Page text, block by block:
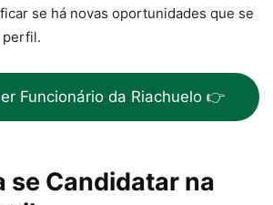
se há novas oportunidades que se
perfil.
Funcionário da Riachuelo 👉
se Candidatar na